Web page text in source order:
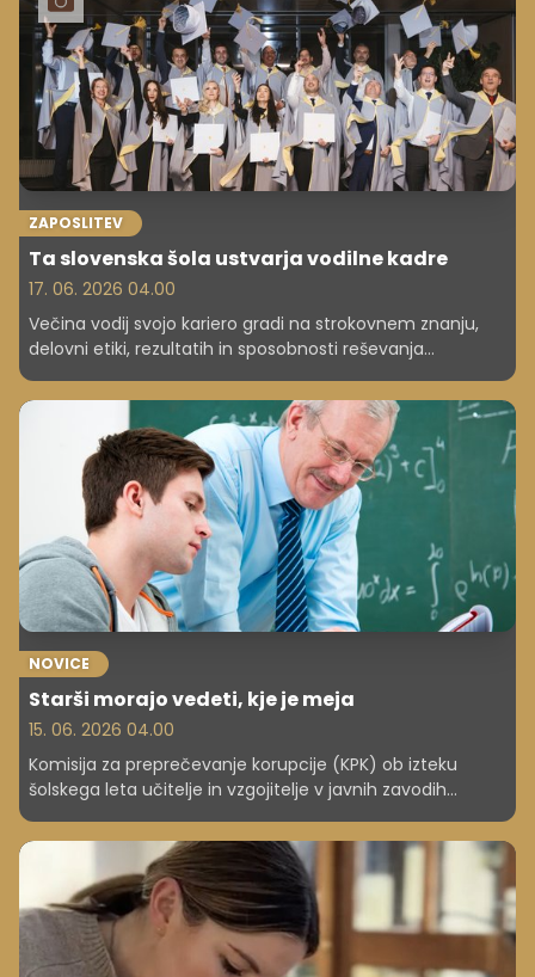
prav ena tamkajšnjih srednjih šol čez nekaj let postala del
svetovne izobraževalne elite. A prav to se je zgodilo.
ZAPOSLITEV
Ta slovenska šola ustvarja vodilne kadre
17. 06. 2026 04.00
Večina vodij svojo kariero gradi na strokovnem znanju,
delovni etiki, rezultatih in sposobnosti reševanja
in prevzemanje vse večje odgovornosti. Vendar se na
določeni točki kariere zgodi zanimiva sprememba. Izzivi
niso več zgolj strokovni ali operativni. Postanejo širši,
kompleksnejši in pogosto tudi bolj nepredvidljivi.
NOVICE
Starši morajo vedeti, kje je meja
15. 06. 2026 04.00
Komisija za preprečevanje korupcije (KPK) ob izteku
šolskega leta učitelje in vzgojitelje v javnih zavodih
javni uslužbenci lahko sprejmejo darilo do vrednosti 100
evrov, pri čemer določene vrste daril niso dopustne, so
zapisali. Tudi starši naj poznajo omejitev.